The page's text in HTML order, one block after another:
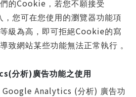
的Cookie ，若您不願接受
，您可在您使用的瀏覽器功能項
級為高，即可拒絕Cookie的寫
致網站某些功能無法正常執行 。
分析) 廣告功能之使用
Google Analytics (分析) 廣告功